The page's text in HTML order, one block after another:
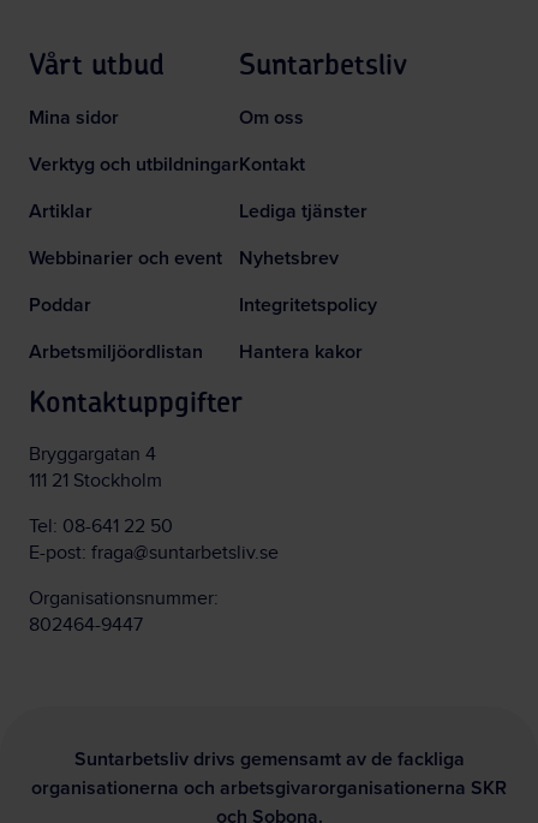
Vårt utbud
Mina sidor
Verktyg och utbildningar
Artiklar
Webbinarier och event
Poddar
Arbetsmiljöordlistan
Suntarbetsliv
Om oss
Kontakt
Lediga tjänster
Nyhetsbrev
Integritetspolicy
Hantera kakor
Kontaktuppgifter
Bryggargatan 4
111 21 Stockholm
Tel: 08-641 22 50
E-post: fraga@suntarbetsliv.se
Organisationsnummer:
802464-9447
Suntarbetsliv drivs gemensamt av de fackliga
organisationerna och arbetsgivarorganisationerna SKR
och Sobona.